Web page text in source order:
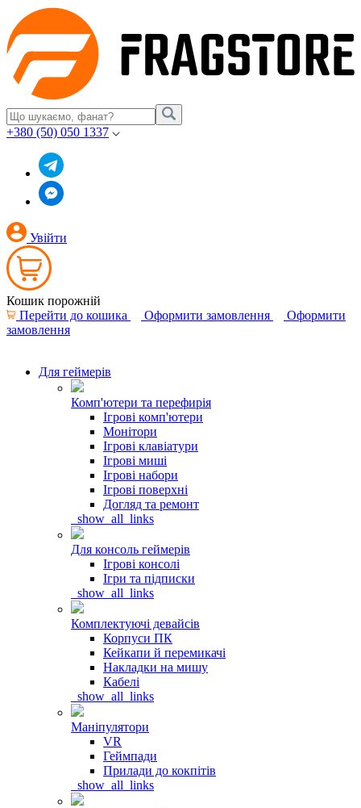
+380 (50) 050 1337
Увійти
Кошик порожній
Перейти до кошика
Оформити замовлення
Оформити
замовлення
Для геймерів
Комп'ютери та перефирія
Ігрові комп'ютери
Монітори
Ігрові клавіатури
Ігрові миші
Ігрові набори
Ігрові поверхні
Догляд та ремонт
_show_all_links
Для консоль геймерів
Ігрові консолі
Ігри та підписки
_show_all_links
Комплектуючі девайсів
Корпуси ПК
Кейкапи й перемикачі
Накладки на мишу
Кабелі
_show_all_links
Маніпулятори
VR
Геймпади
Прилади до кокпітів
_show_all_links